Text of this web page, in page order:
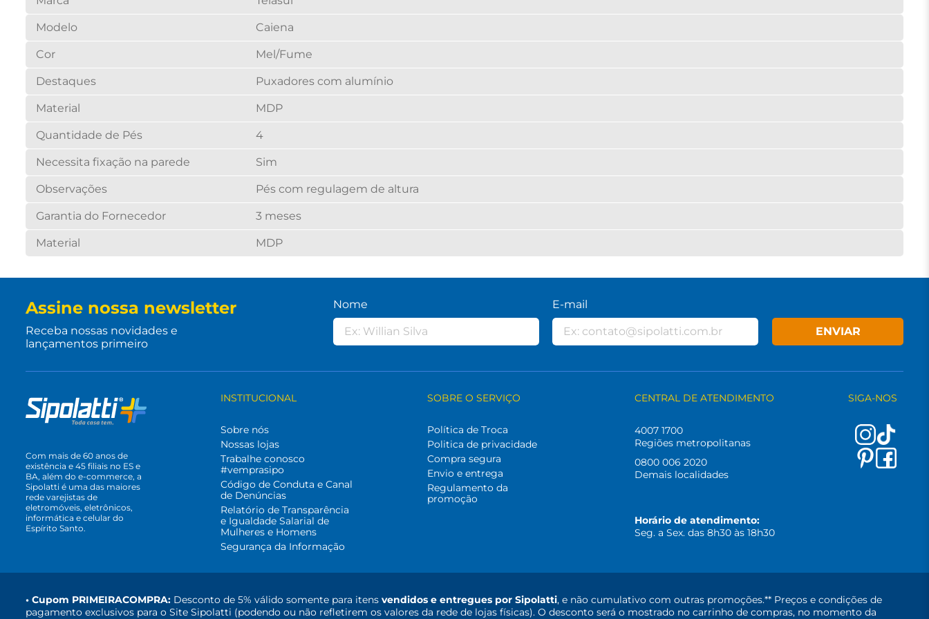
Modelo Caiena
Cor Mel/Fume
Destaques Puxadores com alumínio
Material MDP
Quantidade de Pés 4
Necessita fixação na parede Sim
Observações Pés com regulagem de altura
Garantia do Fornecedor 3 meses
Material MDP
Assine nossa newsletter
Receba nossas novidades e
lançamentos primeiro
Nome E-mail
ENVIAR
Com mais de 60 anos de
existência e 45 filiais no ES e
BA, além do e-commerce, a
Sipolatti é uma das maiores
rede varejistas de
eletromóveis, eletrônicos,
informática e celular do
Espírito Santo.
INSTITUCIONAL
Sobre nós
Nossas lojas
Trabalhe conosco
#vemprasipo
Código de Conduta e Canal
de Denúncias
Relatório de Transparência
e Igualdade Salarial de
Mulheres e Homens
Segurança da Informação
SOBRE O SERVIÇO
Política de Troca
Politica de privacidade
Compra segura
Envio e entrega
Regulamento da
promoção
CENTRAL DE ATENDIMENTO
4007 1700
Regiões metropolitanas
0800 006 2020
Demais localidades
Horário de atendimento:
Seg. a Sex. das 8h30 às 18h30
SIGA-NOS
• Cupom PRIMEIRACOMPRA: Desconto de 5% válido somente para itens vendidos e entregues por Sipolatti, e não cumulativo com outras promoções.** Preços e condições de
pagamento exclusivos para o Site Sipolatti (podendo ou não refletirem os valores da rede de lojas físicas). O desconto será o mostrado no carrinho de compras, no momento da